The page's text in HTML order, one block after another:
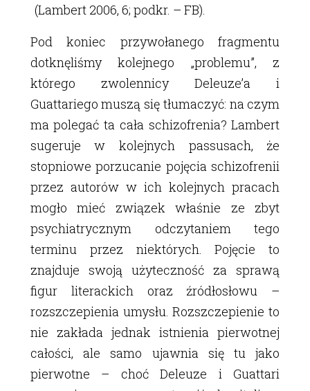
(Lambert 2006, 6; podkr. – FB).
Pod koniec przywołanego fragmentu
dotknęliśmy kolejnego „problemu”, z
którego zwolennicy Deleuzeʼa i
Guattariego muszą się tłumaczyć: na czym
ma polegać ta cała schizofrenia? Lambert
sugeruje w kolejnych passusach, że
stopniowe porzucanie pojęcia schizofrenii
przez autorów w ich kolejnych pracach
mogło mieć związek właśnie ze zbyt
psychiatrycznym odczytaniem tego
terminu przez niektórych. Pojęcie to
znajduje swoją użyteczność za sprawą
figur literackich oraz źródłosłowu –
rozszczepienia umysłu. Rozszczepienie to
nie zakłada jednak istnienia pierwotnej
całości, ale samo ujawnia się tu jako
pierwotne – choć Deleuze i Guattari